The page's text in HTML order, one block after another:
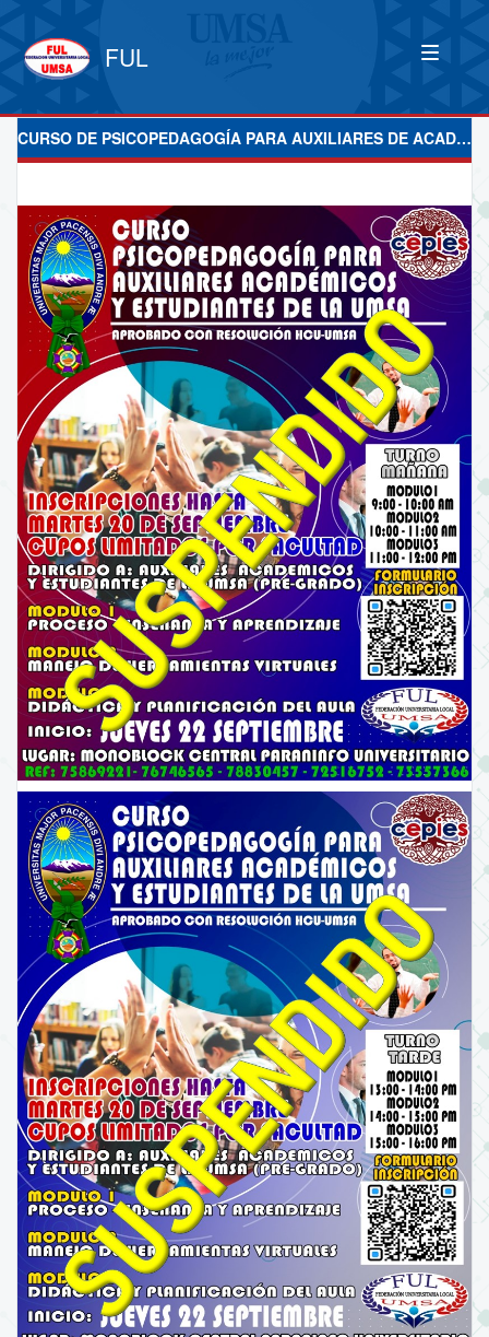
FUL
CURSO DE PSICOPEDAGOGÍA PARA AUXILIARES DE ACADEMICOS Y ESTUDIANTES DE LA UMSA